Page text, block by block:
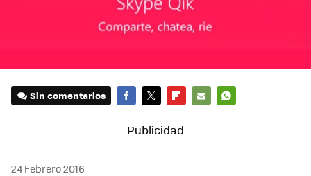
Sin comentarios
24 Febrero 2016